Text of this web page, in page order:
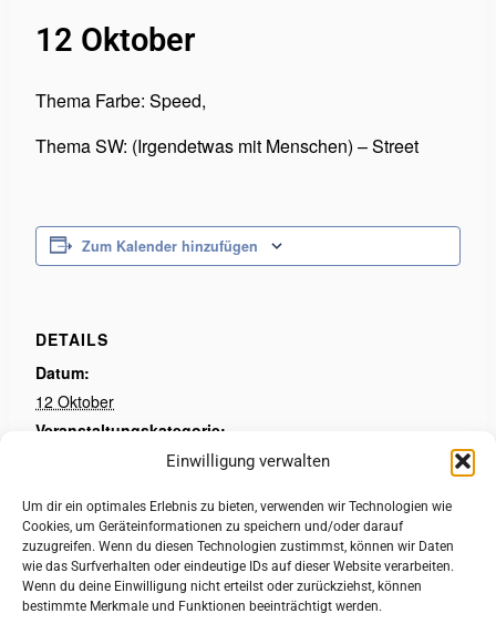
Einwilligung verwalten
Um dir ein optimales Erlebnis zu bieten, verwenden wir Technologien wie
Cookies, um Geräteinformationen zu speichern und/oder darauf
zuzugreifen. Wenn du diesen Technologien zustimmst, können wir Daten
wie das Surfverhalten oder eindeutige IDs auf dieser Website verarbeiten.
Wenn du deine Einwilligung nicht erteilst oder zurückziehst, können
bestimmte Merkmale und Funktionen beeinträchtigt werden.
12 Oktober
Thema Farbe: Speed,
Thema SW: (Irgendetwas mit Menschen) – Street
Zum Kalender hinzufügen
DETAILS
Datum:
12 Oktober
Veranstaltungskategorie:
Photographische Gesellschaft Lübeck
Deutsche Fotomeisterschaft Preisverleihung Clubabend